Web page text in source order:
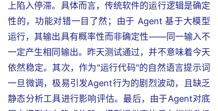
上陷入停滞。具体而言，传统软件的运行逻辑是确定
性的，功能对错一目了然；由于 Agent 基于大模型
运行，其输出具有概率性而非确定性——同一输入不
一定产生相同输出。昨天测试通过，并不意味着今天
依然稳定。其次，作为"运行代码"的自然语言提示词
一旦微调，极易引发Agent行为的剧烈波动，且缺乏
静态分析工具进行影响评估。最后，由于Agent对底